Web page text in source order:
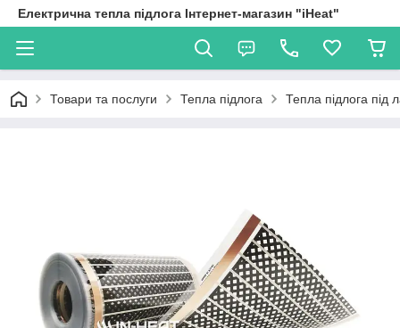
Електрична тепла підлога Інтернет-магазин "iHeat"
Товари та послуги Тепла підлога Тепла підлога під